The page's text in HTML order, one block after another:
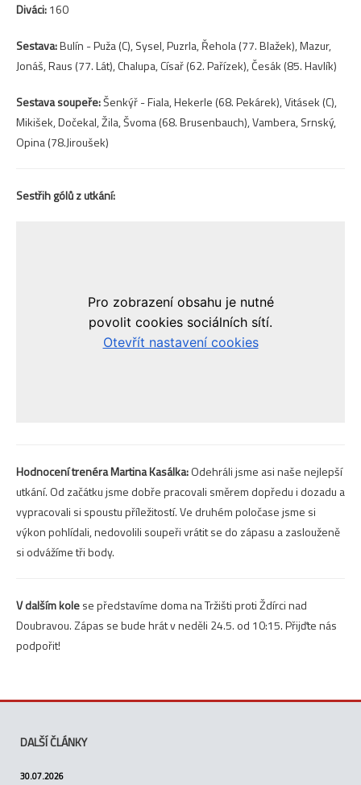
Diváci:160
Sestava:Bulín - Puža (C), Sysel, Puzrla, Řehola (77. Blažek), Mazur,
Jonáš, Raus (77. Lát), Chalupa, Císař (62. Pařízek), Česák (85. Havlík)
Sestava soupeře:Šenkýř - Fiala, Hekerle (68. Pekárek), Vitásek (C),
Mikišek, Dočekal, Žila, Švoma (68. Brusenbauch), Vambera, Srnský,
Opina (78.Jiroušek)
Sestřih gólů z utkání:
Hodnocení trenéra Martina Kasálka:Odehráli jsme asi naše nejlepší
utkání. Od začátku jsme dobře pracovali směrem dopředu i dozadu a
vypracovali si spoustu příležitostí. Ve druhém poločase jsme si
výkon pohlídali, nedovolili soupeři vrátit se do zápasu a zaslouženě
si odvážíme tři body.
V dalším kolese představíme doma na Tržišti proti Ždírci nad
Doubravou. Zápas se bude hrát v neděli 24.5. od 10:15. Přijďte nás
podpořit!
DALŠÍ ČLÁNKY
30.07.2026